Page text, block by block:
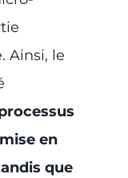
Ainsi, le
en
que